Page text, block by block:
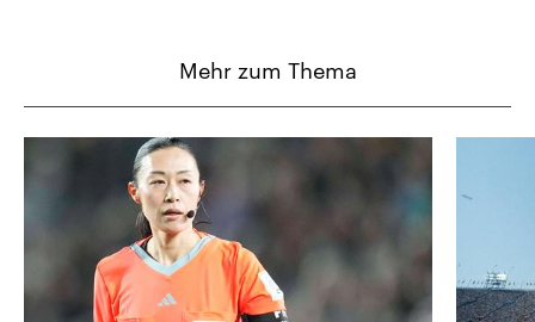
Mehr zum Thema